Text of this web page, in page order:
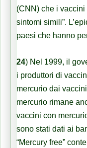
(CNN) che i vaccini
sintomi simili”.
paesi che hanno
24) Nel 1999, il
i produttori di
mercurio dai vaccini
mercurio rimane
vaccini con
sono stati dati ai
“Mercury free”